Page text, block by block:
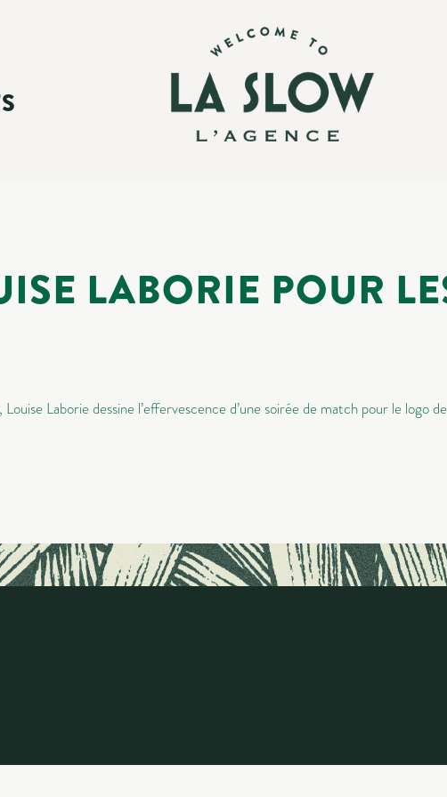
LABORIE POUR
Laborie dessine l’effervescence d’une soirée de match pour le logo